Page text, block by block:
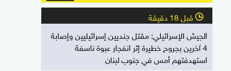
l قبل 18 دقيقة
الجيش الإسرائيلي: مقتل جنديين إسرائيليين وإصابة
4 آخرين بجروح خطيرة إثر انفجار عبوة ناسفة
استهدفتهم أمس في جنوب لبنان